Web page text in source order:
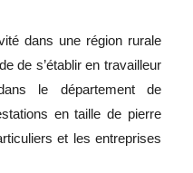
dans une région rurale
de s’établir en travailleur
le département de
en taille de pierre
et les entreprises